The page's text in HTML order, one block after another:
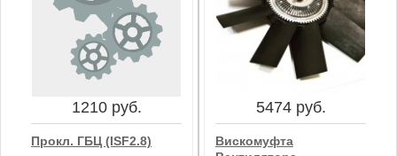
1210 руб.
Прокл. ГБЦ (ISF2.8)
5474 руб.
Вискомуфта